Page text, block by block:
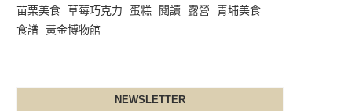
苗栗美食 草莓巧克力 蛋糕 閱讀 露營
青埔美食
食譜 黃金博物館
NEWSLETTER